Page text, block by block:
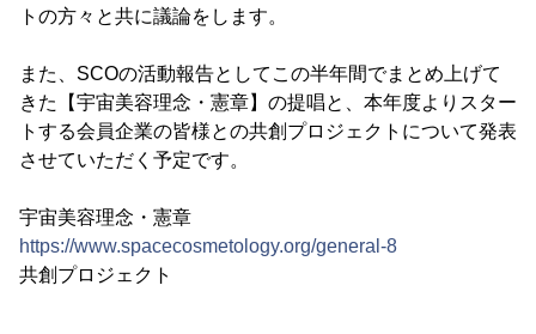
トの方々と共に議論をします。
また、SCOの活動報告としてこの半年間でまとめ上げて
きた【宇宙美容理念・憲章】の提唱と、本年度よりスター
トする会員企業の皆様との共創プロジェクトについて発表
させていただく予定です。
宇宙美容理念・憲章
https://www.spacecosmetology.org/general-8
共創プロジェクト